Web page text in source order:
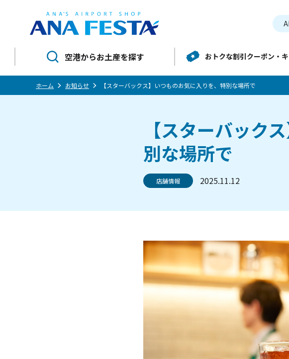
空港からお土産を探す おトクな割引クーポン・
ホーム お知らせ 【スターバックス】いつものお気に入りを、特別な場所で
【スターバック
別な場所で
店舗情報 2025.11.12